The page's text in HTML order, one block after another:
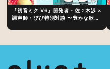
『初音ミク V6』開発者・佐々木渉 ×
調声師・びび特別対談 〜豊かな歌声